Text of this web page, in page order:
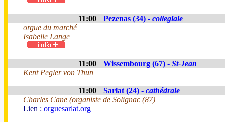
11:00 Pezenas (34) - collegiale
orgue du marché
Isabelle Lange
11:00 Wissembourg (67) - St-Jean
Kent Pegler von Thun
11:00 Sarlat (24) - cathédrale
Charles Cane (organiste de Solignac (87)
Lien : orguesarlat.org